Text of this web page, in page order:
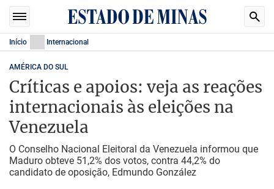
Início Internacional
AMÉRICA DO SUL
Críticas e apoios: veja as reações
internacionais às eleições na
Venezuela
O Conselho Nacional Eleitoral da Venezuela informou que
Maduro obteve 51,2% dos votos, contra 44,2% do
candidato de oposição, Edmundo González